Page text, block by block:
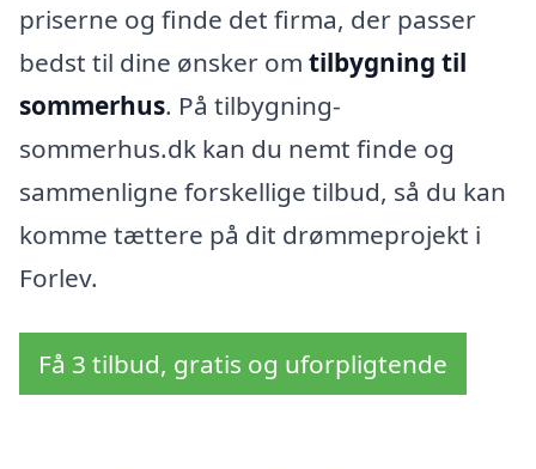
priserne og finde det firma, der passer
bedst til dine ønsker om tilbygning til
sommerhus. På tilbygning-
sommerhus.dk kan du nemt finde og
sammenligne forskellige tilbud, så du kan
komme tættere på dit drømmeprojekt i
Forlev.
Få 3 tilbud, gratis og uforpligtende